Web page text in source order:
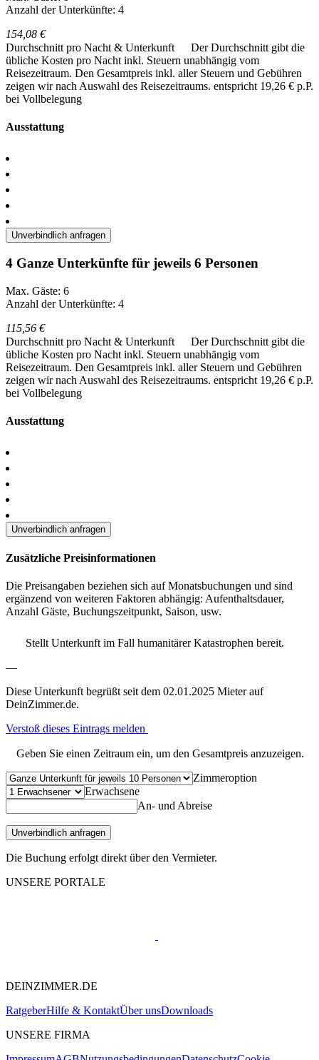
Anzahl der Unterkünfte: 4
154,08 €
Durchschnitt pro Nacht & Unterkunft
Der Durchschnitt gibt die
übliche Kosten pro Nacht inkl. Steuern unabhängig vom
Reisezeitraum. Den Gesamtpreis inkl. aller Steuern und Gebühren
zeigen wir nach Auswahl des Reisezeitraums. entspricht 19,26 € p.P.
bei Vollbelegung
Ausstattung
Unverbindlich anfragen
4 Ganze Unterkünfte für jeweils 6 Personen
Max. Gäste: 6
Anzahl der Unterkünfte: 4
115,56 €
Durchschnitt pro Nacht & Unterkunft
Der Durchschnitt gibt die
übliche Kosten pro Nacht inkl. Steuern unabhängig vom
Reisezeitraum. Den Gesamtpreis inkl. aller Steuern und Gebühren
zeigen wir nach Auswahl des Reisezeitraums. entspricht 19,26 € p.P.
bei Vollbelegung
Ausstattung
Unverbindlich anfragen
Zusätzliche Preisinformationen
Die Preisangaben beziehen sich auf Monatsbuchungen und sind
ergänzend von weiteren Faktoren abhängig: Aufenthaltsdauer,
Anzahl Gäste, Buchungszeitpunkt, Saison, usw.
Stellt Unterkunft im Fall humanitärer Katastrophen bereit.
—
Diese Unterkunft begrüßt seit dem 02.01.2025 Mieter auf
DeinZimmer.de.
Verstoß dieses Eintrags melden
Geben Sie einen Zeitraum ein, um den Gesamtpreis anzuzeigen.
Zimmeroption
Erwachsene
An- und Abreise
Unverbindlich anfragen
Die Buchung erfolgt direkt über den Vermieter.
UNSERE PORTALE
DEINZIMMER.DE
RatgeberHilfe & KontaktÜber unsDownloads
UNSERE FIRMA